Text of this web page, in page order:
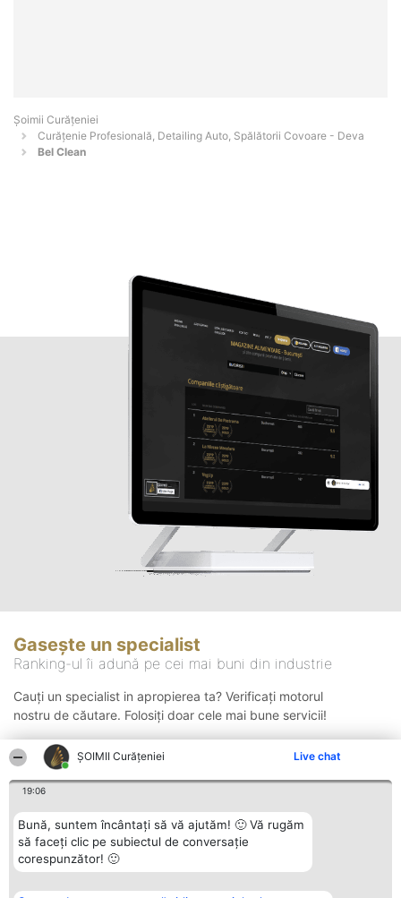
ȘOIMII Curățeniei Live chat
19:06
Bună, suntem încântați să vă ajutăm! 🙂 Vă rugăm
să faceți clic pe subiectul de conversație
corespunzător! 🙂
Șoimii Curățeniei
Curățenie Profesională, Detailing Auto, Spălătorii Covoare - Deva
Bel Clean
Gasește un specialist
Ranking-ul îi adună pe cei mai buni din industrie
Cauți un specialist in apropierea ta? Verificați motorul
nostru de căutare. Folosiți doar cele mai bune servicii!